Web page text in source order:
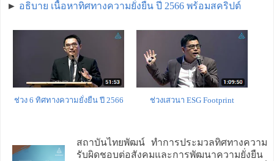
► อธิบาย เนื้อหาทิศทางความยั่งยืน ปี 2566 พร้อมสคริปต์
ช่วง 6 ทิศทางความยั่งยืน ปี 2566 ช่วงเสวนา ESG Footprint
สถาบันไทยพัฒน์ ทำการประมวลทิศทางความ
รับผิดชอบต่อสังคมและการพัฒนาความยั่งยืน